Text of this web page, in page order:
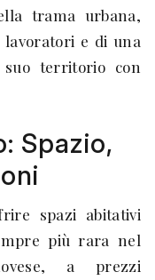
trama urbana,
e di una
territorio con
Spazio,
spazi abitativi
più rara nel
a prezzi